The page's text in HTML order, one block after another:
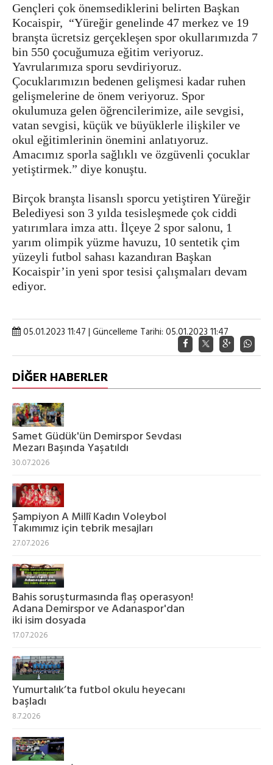
Gençleri çok önemsediklerini belirten Başkan
Kocaispir, “Yüreğir genelinde 47 merkez ve 19
branşta ücretsiz gerçekleşen spor okullarımızda 7
bin 550 çocuğumuza eğitim veriyoruz.
Yavrularımıza sporu sevdiriyoruz.
Çocuklarımızın bedenen gelişmesi kadar ruhen
gelişmelerine de önem veriyoruz. Spor
okulumuza gelen öğrencilerimize, aile sevgisi,
vatan sevgisi, küçük ve büyüklerle ilişkiler ve
okul eğitimlerinin önemini anlatıyoruz.
Amacımız sporla sağlıklı ve özgüvenli çocuklar
yetiştirmek.” diye konuştu.
Birçok branşta lisanslı sporcu yetiştiren Yüreğir
Belediyesi son 3 yılda tesisleşmede çok ciddi
yatırımlara imza attı. İlçeye 2 spor salonu, 1
yarım olimpik yüzme havuzu, 10 sentetik çim
yüzeyli futbol sahası kazandıran Başkan
Kocaispir’in yeni spor tesisi çalışmaları devam
ediyor.
05.01.2023 11:47 | Güncelleme Tarihi: 05.01.2023 11:47
DİĞER HABERLER
Samet Güdük'ün Demirspor Sevdası
Mezarı Başında Yaşatıldı
30.07.2026
Şampiyon A Millî Kadın Voleybol
Takımımız için tebrik mesajları
27.07.2026
Bahis soruşturmasında flaş operasyon!
Adana Demirspor ve Adanaspor'dan
iki isim dosyada
17.07.2026
Yumurtalık’ta futbol okulu heyecanı
başladı
8.7.2026